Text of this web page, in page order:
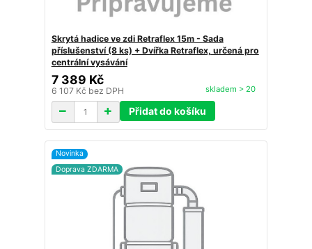
Skrytá hadice ve zdi Retraflex 15m - Sada
příslušenství (8 ks) + Dvířka Retraflex, určená pro
centrální vysávání
7 389 Kč
6 107 Kč bez DPH skladem > 20
Přidat do košíku
Novinka
Doprava ZDARMA